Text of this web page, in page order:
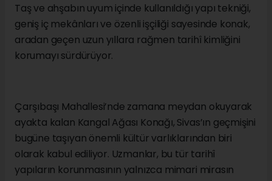
Taş ve ahşabın uyum içinde kullanıldığı yapı tekniği,
geniş iç mekânları ve özenli işçiliği sayesinde konak,
aradan geçen uzun yıllara rağmen tarihî kimliğini
korumayı sürdürüyor.
Çarşıbaşı Mahallesi’nde zamana meydan okuyarak
ayakta kalan Kangal Ağası Konağı, Sivas’ın geçmişini
bugüne taşıyan önemli kültür varlıklarından biri
olarak kabul ediliyor. Uzmanlar, bu tür tarihî
yapıların korunmasının yalnızca mimari mirasın